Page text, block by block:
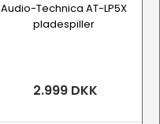
Audio-Technica AT-LP5X
pladespiller
2.999 DKK